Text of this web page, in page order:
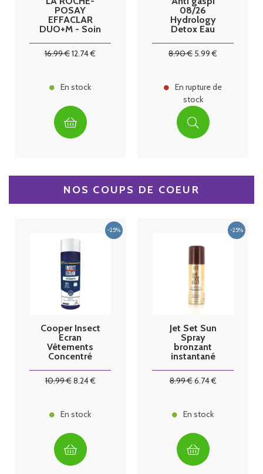
POSAY
EFFACLAR
DUO+M - Soin
Anti-
Points noirs,
16.99€12.74€
En stock
08/26
Hydrology
Detox Eau
sucre
8.90€ 5.99 €
En rupture de
stock
NOS COUPS DE COEUR
Cooper Insect
Ecran
Vêtements
Concentré
ml
10.99€8.24€
En stock
Jet Set Sun
Spray
bronzant
instantané
8.99€6.74€
En stock